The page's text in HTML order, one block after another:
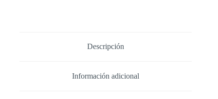
Descripción
Información adicional